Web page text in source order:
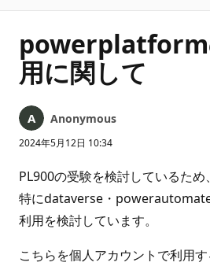
プ
powerplatform
用に関して
Anonymous
2024年5月12日 10:34
PL900の受験を検討しているた
特にdataverse・
利用を検討しています。
こちらを個人アカウントで利用